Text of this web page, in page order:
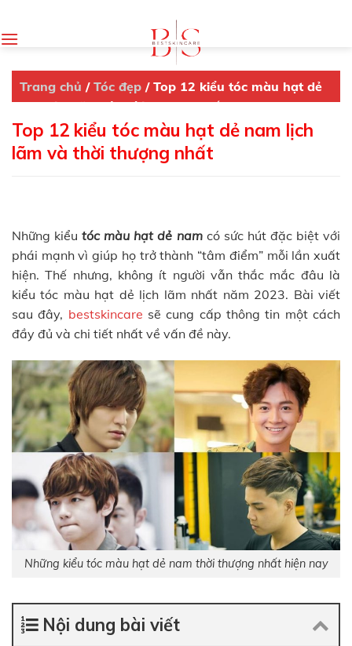
content
Trang chủ / Tóc đẹp / Top 12 kiểu tóc màu hạt dẻ
nam lịch lãm và thời thượng nhất
Top 12 kiểu tóc màu hạt dẻ nam lịch
lãm và thời thượng nhất
Những kiểu tóc màu hạt dẻ namcó sức hút đặc biệt với
phái mạnh vì giúp họ trở thành “tâm điểm” mỗi lần xuất
hiện. Thế nhưng, không ít người vẫn thắc mắc đâu là
kiểu tóc màu hạt dẻ lịch lãm nhất năm 2023. Bài viết
sau đây, bestskincare sẽ cung cấp thông tin một cách
đầy đủ và chi tiết nhất về vấn đề này.
Những kiểu tóc màu hạt dẻ nam thời thượng nhất hiện nay
Nội dung bài viết